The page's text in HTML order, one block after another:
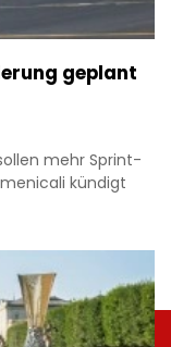
geplant
mehr Sprint-
kündigt